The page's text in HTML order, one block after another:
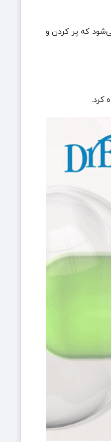
که پر کردن و
کرد.